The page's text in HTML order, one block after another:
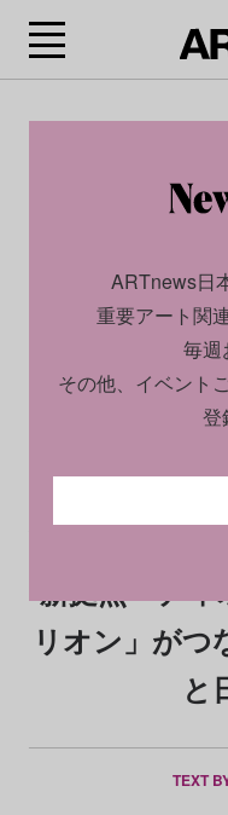
新拠点「デ
リオン」がつ
と
TEXT
ARTnews日
重要アート関
毎週
その他、イベント
登